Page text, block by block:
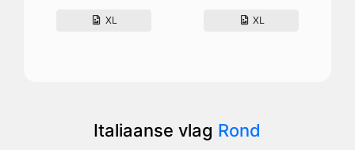
XL XL
Italiaanse vlag Rond